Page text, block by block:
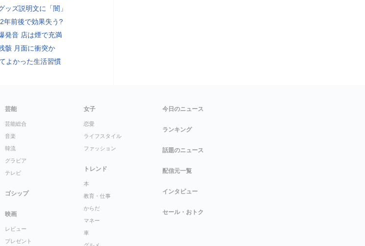
ッズ説明文に「闇」
年前後で効果失う?
発音 店は煙で充満
骸 月面に衝突か
よかった生活習慣
芸能
芸能総合
音楽
韓流
グラビア
テレビ
ゴシップ
映画
レビュー
プレゼント
女子
恋愛
ライフスタイル
ファッション
トレンド
本
教育・仕事
からだ
マネー
車
グルメ
今日のニュース
ランキング
話題のニュース
配信元一覧
インタビュー
セール・おトク